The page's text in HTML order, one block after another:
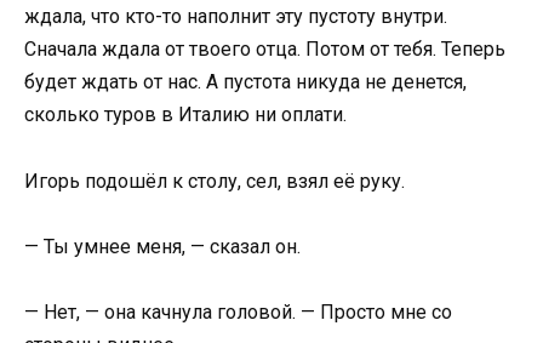
ждала, что кто-то наполнит эту пустоту внутри.
Сначала ждала от твоего отца. Потом от тебя. Теперь
будет ждать от нас. А пустота никуда не денется,
сколько туров в Италию ни оплати.
Игорь подошёл к столу, сел, взял её руку.
— Ты умнее меня, — сказал он.
— Нет, — она качнула головой. — Просто мне со